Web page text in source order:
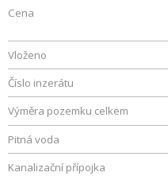
Cena
Vloženo
Číslo inzerátu
Výměra pozemku celkem
Pitná voda
Kanalizační přípojka